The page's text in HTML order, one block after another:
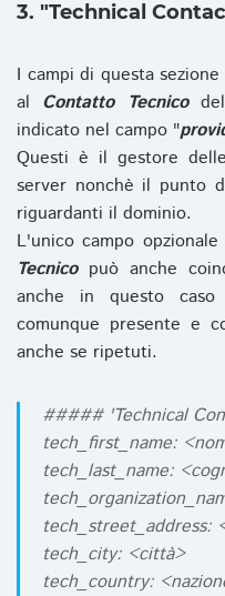
3. "Technical
I campi di questa
al Contatto Tecnicodel
indicato nel campo "
Questi è il gestore
server nonchè il punto
riguardanti il dominio.
L'unico campo
Tecnicopuò anche
anche in questo caso
comunque presente e
anche se ripetuti.
##### 'Technical
tech_first_name:
tech_last_name:
tech_street_address:
tech_city: <città>
tech_country: